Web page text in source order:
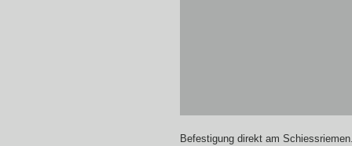
Befestigung direkt am